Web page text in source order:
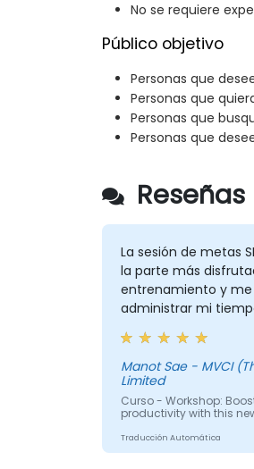
No se requiere
Público objetivo
Personas que
Personas que
Personas que
Personas que
Reseñas
La sesión de metas
la parte más
entrenamiento y me
administrar mi
adecuadamente. Me
establecer mis
mayor claridad y
establecer metas
puede aplicar a casi
Finanzas, Vida
Profesional y
Personal.
Manot Sae - MVCI (Thailand)
Limited
Curso - Workshop:
productivity with this
Traducción Automática